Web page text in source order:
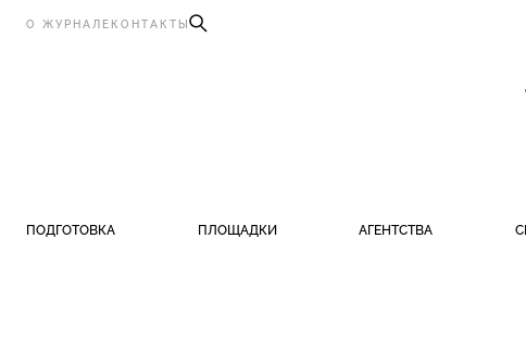
О ЖУРНАЛЕ КОНТАКТЫ
ПОДГОТОВКА ПЛОЩАДКИ АГЕНТСТВА